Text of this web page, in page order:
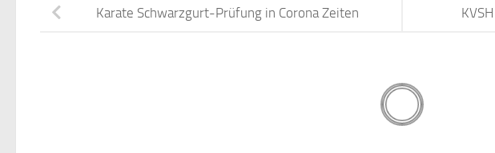
Karate Schwarzgurt-Prüfung in Corona Zeiten